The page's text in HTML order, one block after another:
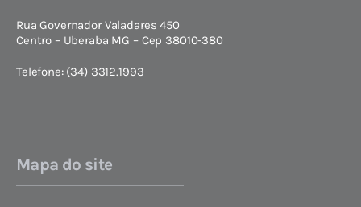
Rua Governador Valadares 450
Centro – Uberaba MG – Cep 38010-380
Telefone: (34) 3312.1993
Mapa do site